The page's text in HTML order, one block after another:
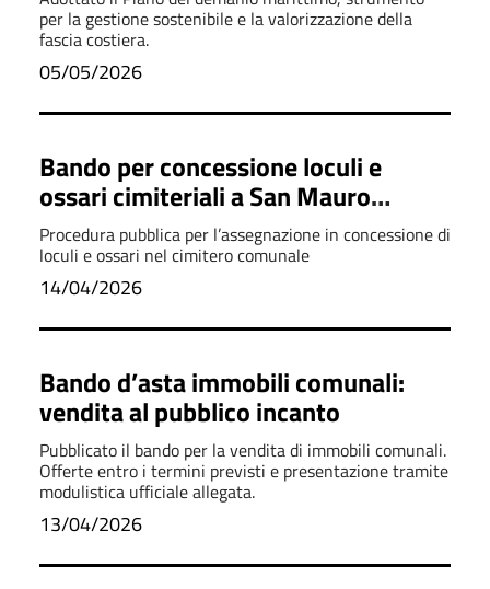
per la gestione sostenibile e la valorizzazione della
fascia costiera.
05/05/2026
Bando per concessione loculi e
ossari cimiteriali a San Mauro
Cilento
Procedura pubblica per l’assegnazione in concessione di
loculi e ossari nel cimitero comunale
14/04/2026
Bando d’asta immobili comunali:
vendita al pubblico incanto
Pubblicato il bando per la vendita di immobili comunali.
Offerte entro i termini previsti e presentazione tramite
modulistica ufficiale allegata.
13/04/2026